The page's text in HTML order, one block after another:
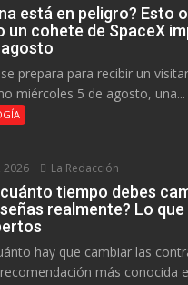
está en peligro? Esto
un cohete de SpaceX
prepara para recibir un
miércoles 5 de agosto, una...
2026 La Redacción
tiempo debes
realmente? Lo
hay que cambiar las
más conocida